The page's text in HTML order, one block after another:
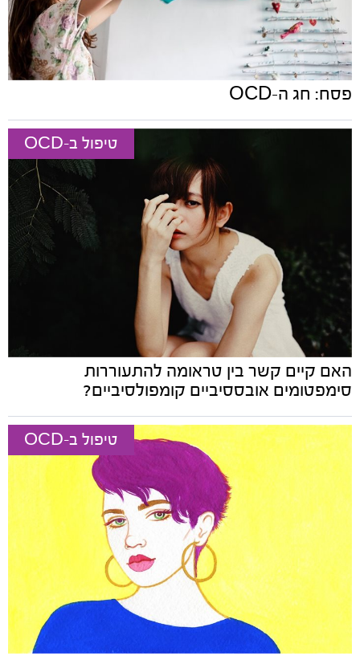
פסח: חג ה-OCD
טיפול ב-OCD
האם קיים קשר בין טראומה להתעוררות
סימפטומים אובססיביים קומפולסיביים?
טיפול ב-OCD